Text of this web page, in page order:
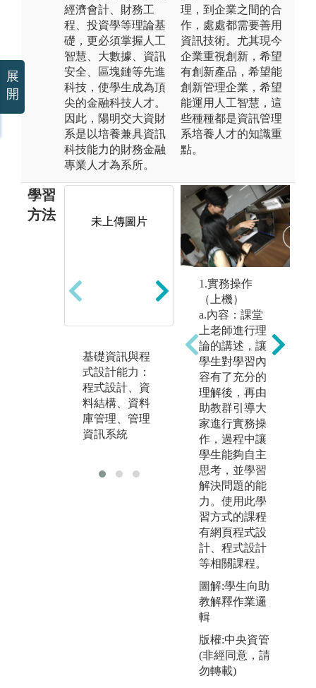
經濟會計、財務工
程、投資學等理論基
礎，更必須掌握人工
智慧、大數據、資訊
安全、區塊鏈等先進
科技，使學生成為頂
尖的金融科技人才。
因此，陽明交大資財
系是以培養兼具資訊
科技能力的財務金融
專業人才為系所。
理，到企業之間的合
作，處處都需要善用
資訊技術。尤其現今
企業重視創新，希望
有創新產品，希望能
創新管理企業，希望
能運用人工智慧，這
些種種都是資訊管理
系培養人才的知識重
點。
學習
方法
未上傳圖片
基礎資訊與程
式設計能力：
程式設計、資
料結構、資料
庫管理、管理
資訊系統
未上傳圖片
財務理論與實
務：會計學、
財務報表分
析、財務管
理、投資學、
期貨選擇權、
金融實務專題
1.實務操作
（上機）
a.內容：課堂
上老師進行理
論的講述，讓
學生對學習內
容有了充分的
理解後，再由
助教群引導大
家進行實務操
作，過程中讓
學生能夠自主
思考，並學習
解決問題的能
力。使用此學
習方式的課程
有網頁程式設
計、程式設計
等相關課程。
圖解:學生向助
教解釋作業邏
輯
版權:中央資管
(非經同意，請
勿轉載)
展
開